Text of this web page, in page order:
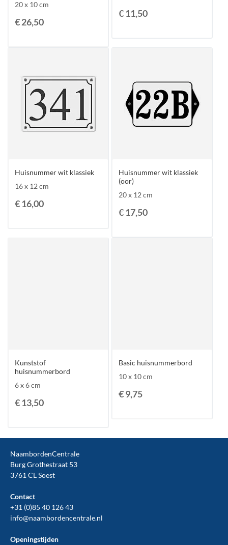
20 x 10 cm
€ 26,50
€ 11,50
Huisnummer wit klassiek
16 x 12 cm
€ 16,00
Huisnummer wit klassiek
(oor)
20 x 12 cm
€ 17,50
Kunststof
huisnummerbord
6 x 6 cm
€ 13,50
Basic huisnummerbord
10 x 10 cm
€ 9,75
NaambordenCentrale
Burg Grothestraat 53
3761 CL Soest
Contact
+31 (0)85 40 126 43
info@naambordencentrale.nl
Openingstijden